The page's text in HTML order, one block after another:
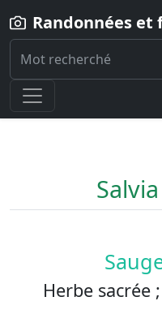
Randonnées et
Home
Fleur Salvia-
Herbe sacrée